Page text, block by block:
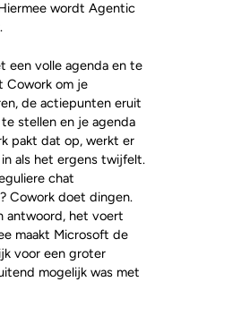
wordt Agentic
een volle agenda en te
Cowork om je
de actiepunten eruit
stellen en je agenda
pakt dat op, werkt er
als het ergens twijfelt.
chat
Cowork doet dingen.
antwoord, het voert
maakt Microsoft de
voor een groter
mogelijk was met